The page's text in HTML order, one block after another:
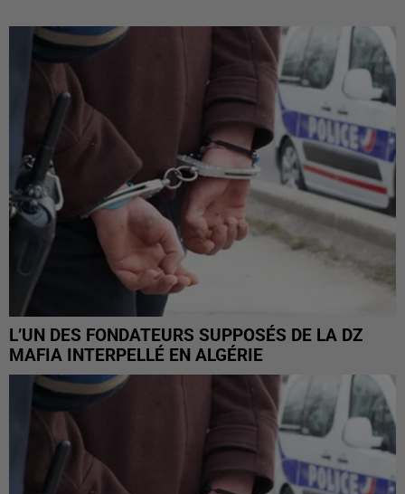
L’UN DES FONDATEURS SUPPOSÉS DE LA DZ
MAFIA INTERPELLÉ EN ALGÉRIE